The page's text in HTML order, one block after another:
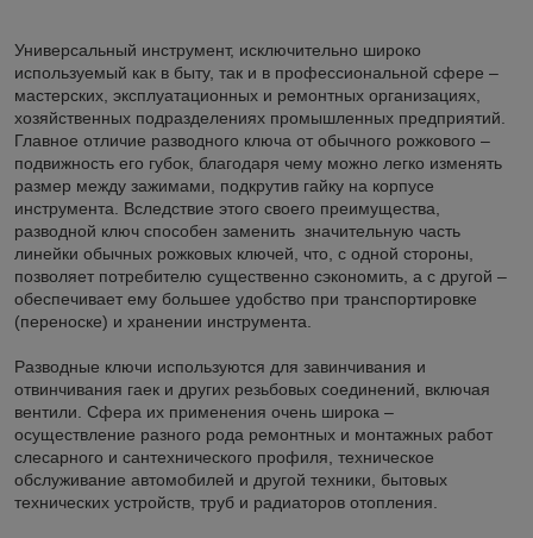
Универсальный инструмент, исключительно широко
используемый как в быту, так и в профессиональной сфере –
мастерских, эксплуатационных и ремонтных организациях,
хозяйственных подразделениях промышленных предприятий.
Главное отличие разводного ключа от обычного рожкового –
подвижность его губок, благодаря чему можно легко изменять
размер между зажимами, подкрутив гайку на корпусе
инструмента. Вследствие этого своего преимущества,
разводной ключ способен заменить значительную часть
линейки обычных рожковых ключей, что, с одной стороны,
позволяет потребителю существенно сэкономить, а с другой –
обеспечивает ему большее удобство при транспортировке
(переноске) и хранении инструмента.
Разводные ключи используются для завинчивания и
отвинчивания гаек и других резьбовых соединений, включая
вентили. Сфера их применения очень широка –
осуществление разного рода ремонтных и монтажных работ
слесарного и сантехнического профиля, техническое
обслуживание автомобилей и другой техники, бытовых
технических устройств, труб и радиаторов отопления.